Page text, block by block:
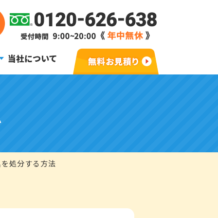
当社について
処分する方法